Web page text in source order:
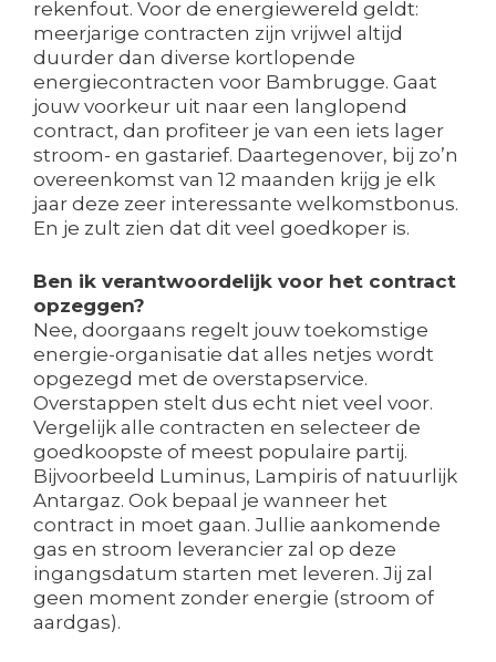
rekenfout. Voor de energiewereld geldt:
meerjarige contracten zijn vrijwel altijd
duurder dan diverse kortlopende
energiecontracten voor Bambrugge. Gaat
jouw voorkeur uit naar een langlopend
contract, dan profiteer je van een iets lager
stroom- en gastarief. Daartegenover, bij zo’n
overeenkomst van 12 maanden krijg je elk
jaar deze zeer interessante welkomstbonus.
En je zult zien dat dit veel goedkoper is.
Ben ik verantwoordelijk voor het contract
opzeggen?
Nee, doorgaans regelt jouw toekomstige
energie-organisatie dat alles netjes wordt
opgezegd met de overstapservice.
Overstappen stelt dus echt niet veel voor.
Vergelijk alle contracten en selecteer de
goedkoopste of meest populaire partij.
Bijvoorbeeld Luminus, Lampiris of natuurlijk
Antargaz. Ook bepaal je wanneer het
contract in moet gaan. Jullie aankomende
gas en stroom leverancier zal op deze
ingangsdatum starten met leveren. Jij zal
geen moment zonder energie (stroom of
aardgas).